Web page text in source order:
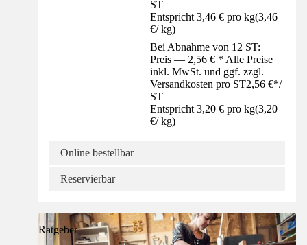
ST
Entspricht 3,46 € pro kg(3,46
€/ kg)
Bei Abnahme von 12 ST:
Preis — 2,56 € * Alle Preise
inkl. MwSt. und ggf. zzgl.
Versandkosten pro ST2,56 €*/
ST
Entspricht 3,20 € pro kg(3,20
€/ kg)
Online bestellbar
Reservierbar
Ratgeber